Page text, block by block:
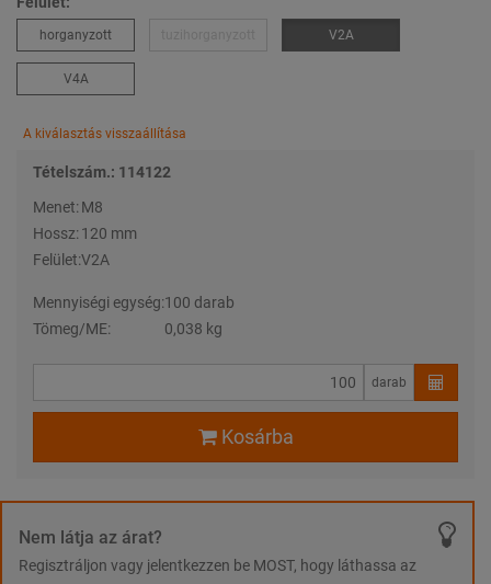
horganyzott V2A
V4A
A kiválasztás visszaállítása
Tételszám.: 114122
Menet: M8
Hossz: 120 mm
Felület:V2A
Mennyiségi egység:100 darab
Tömeg/ME:
0,038 kg
darab
Kosárba
Nem látja az árat?
Regisztráljon vagy jelentkezzen be MOST, hogy láthassa az